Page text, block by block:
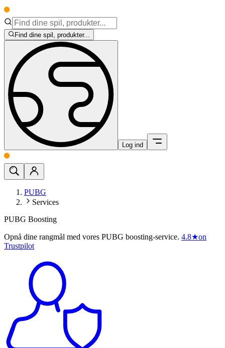
Find dine spil, produkter...
Log ind
PUBG
Services
PUBG Boosting
Opnå dine rangmål med vores PUBG boosting-service. 4.8★on
Trustpilot